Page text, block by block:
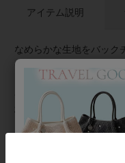
アイテム説明
なめらかな生地をバック
やぎのあるトップス。袖
タンが上品さをプラス。
やかさと体型カバーを両
枚で着用可能。春秋には
アウターで調節しながら
※【ラッピング・店舗へ